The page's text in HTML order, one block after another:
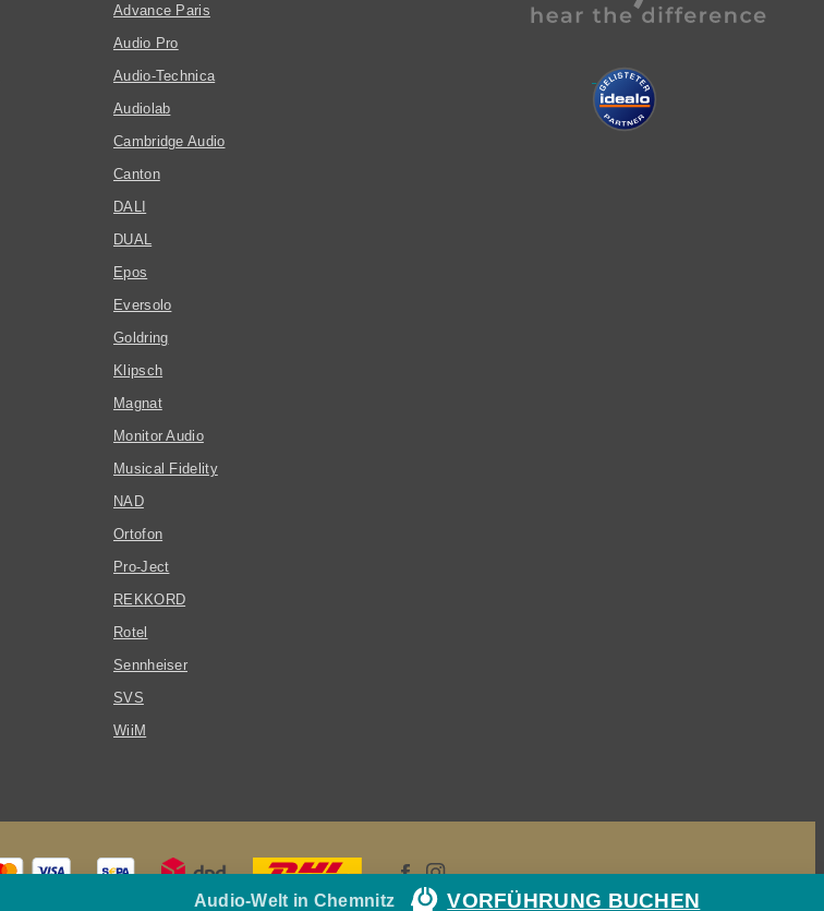
Advance Paris
Audio Pro
Audio-Technica
Audiolab
Cambridge Audio
Canton
DALI
DUAL
Epos
Eversolo
Goldring
Klipsch
Magnat
Monitor Audio
Musical Fidelity
NAD
Ortofon
Pro-Ject
REKKORD
Rotel
Sennheiser
SVS
WiiM
Audio-Welt in Chemnitz VORFÜHRUNG BUCHEN